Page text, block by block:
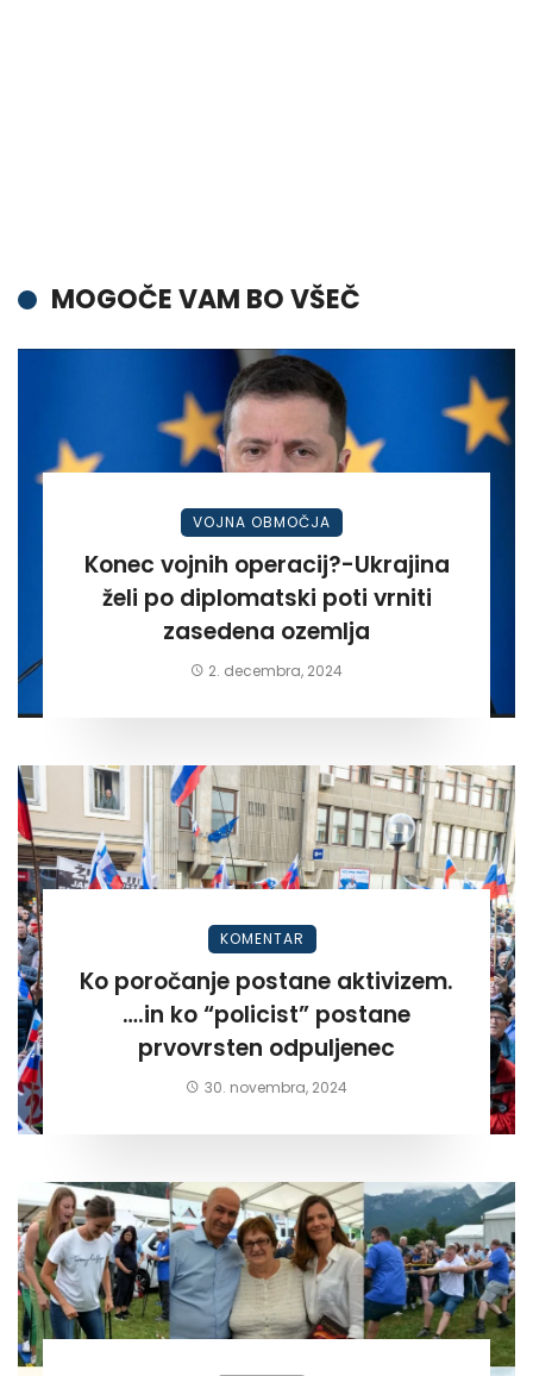
MOGOČE VAM BO VŠEČ
VOJNA OBMOČJA
Konec vojnih operacij?-Ukrajina
želi po diplomatski poti vrniti
zasedena ozemlja
2. decembra, 2024
KOMENTAR
Ko poročanje postane aktivizem.
….in ko “policist” postane
prvovrsten odpuljenec
30. novembra, 2024